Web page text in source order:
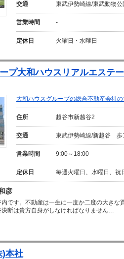
交通 東武伊勢崎線/東武動物
営業時間 -
定休日 火曜日・水曜日
プ大和ハウスリアルエステ
大和ハウスグループの総合不動産会社
住所 越谷市新越谷2
交通 東武伊勢崎線/新越谷 歩
営業時間 9:00～18:00
定休日 毎週火曜日、水曜日、
彦
内です。不動産は一生に一度か二度の大きな
決断は貴方自身がしなければなりません…
)本社